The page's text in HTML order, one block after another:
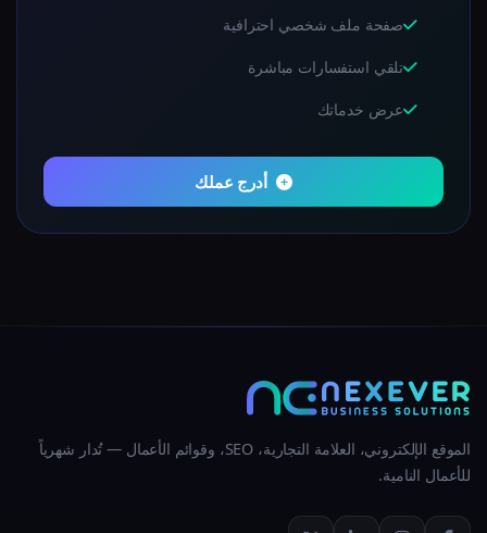
صفحة ملف شخصي احترافية
تلقي استفسارات مباشرة
عرض خدماتك
أدرج عملك
الموقع الإلكتروني، العلامة التجارية، SEO، وقوائم الأعمال — تُدار شهرياً
للأعمال النامية.